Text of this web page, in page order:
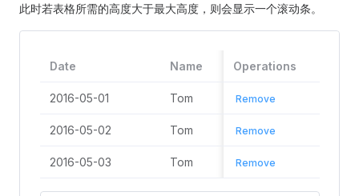
此时若表格所需的高度大于最大高度，则会显示一个滚动条。
Date Name State
Operations
2016-05-01 Tom California
Remove
2016-05-02 Tom California
Remove
2016-05-03 Tom California
Remove